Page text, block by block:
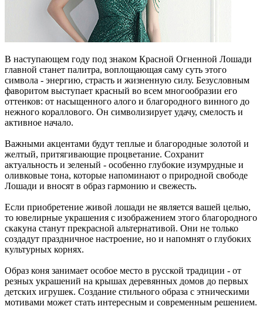
В наступающем году под знаком Красной Огненной Лошади
главной станет палитра, воплощающая саму суть этого
символа - энергию, страсть и жизненную силу. Безусловным
фаворитом выступает красный во всем многообразии его
оттенков: от насыщенного алого и благородного винного до
нежного кораллового. Он символизирует удачу, смелость и
активное начало.
Важными акцентами будут теплые и благородные золотой и
желтый, притягивающие процветание. Сохранит
актуальность и зеленый - особенно глубокие изумрудные и
оливковые тона, которые напоминают о природной свободе
Лошади и вносят в образ гармонию и свежесть.
Если приобретение живой лошади не является вашей целью,
то ювелирные украшения с изображением этого благородного
скакуна станут прекрасной альтернативой. Они не только
создадут праздничное настроение, но и напомнят о глубоких
культурных корнях.
Образ коня занимает особое место в русской традиции - от
резных украшений на крышах деревянных домов до первых
детских игрушек. Создание стильного образа с этническими
мотивами может стать интересным и современным решением.